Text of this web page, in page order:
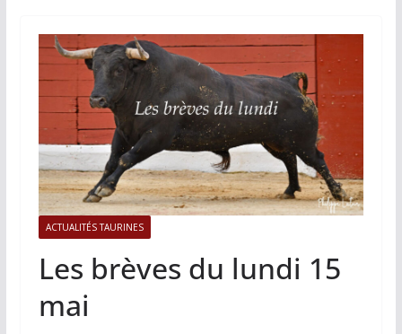
ACTUALITÉS TAURINES
Les brèves du lundi 15
mai